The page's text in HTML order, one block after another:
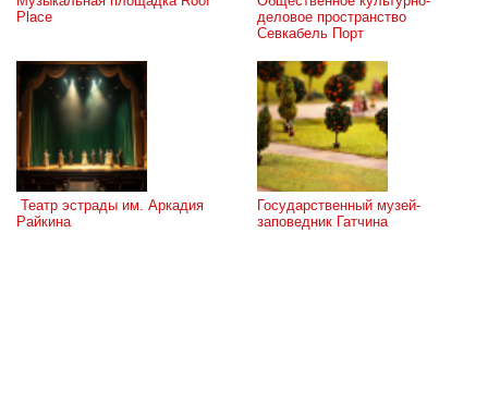
Place
деловое пространство
Севкабель Порт
Райкина
Государственный музей-
заповедник Гатчина